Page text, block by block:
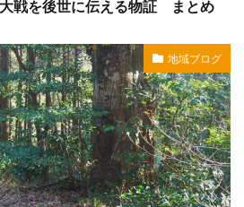
戦を後世に伝える物証 まとめ
地域ブログ